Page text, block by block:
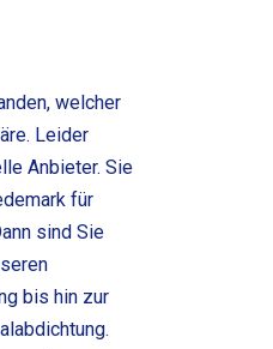
welcher
Leider
Anbieter. Sie
für
sind Sie
bis hin zur